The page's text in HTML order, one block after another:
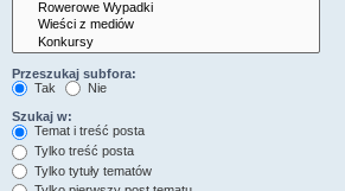
Przeszukaj subfora:
Tak
Nie
Szukaj w:
Temat i treść posta
Tylko treść posta
Tylko tytuły tematów